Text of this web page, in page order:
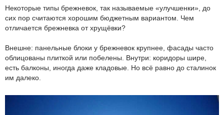
Некоторые типы брежневок, так называемые «улучшенки», до
сих пор считаются хорошим бюджетным вариантом. Чем
отличается брежневка от хрущёвки?
Внешне: панельные блоки у брежневок крупнее, фасады часто
облицованы плиткой или побелены. Внутри: коридоры шире,
есть балконы, иногда даже кладовые. Но всё равно до сталинок
им далеко.